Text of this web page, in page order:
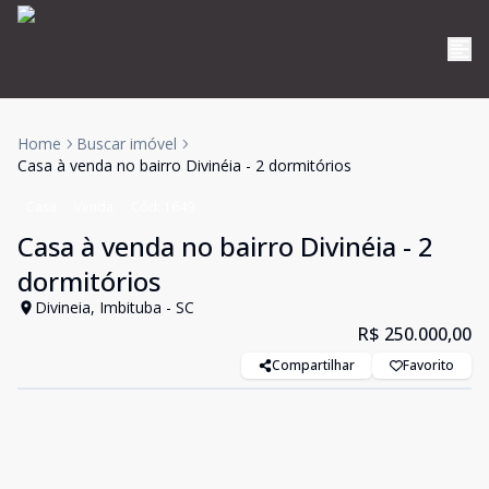
Home
Buscar imóvel
Casa à venda no bairro Divinéia - 2 dormitórios
Casa à venda no bairro Divinéia - 2
dormitórios
Divineia, Imbituba - SC
R$ 250.000,00
Compartilhar Favorito